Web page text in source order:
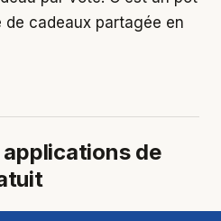
cadeaux partagée en
de